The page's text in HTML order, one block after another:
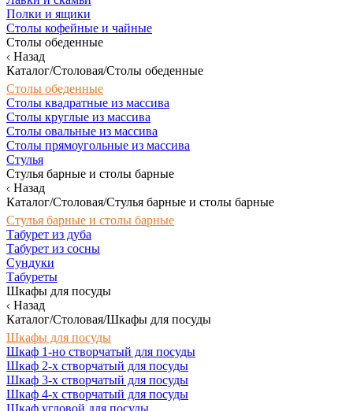
Полки и ящики
Столы кофейные и чайные
Столы обеденные
Назад
Каталог/Столовая/Столы обеденные
Столы обеденные
Столы квадратные из массива
Столы круглые из массива
Столы овальные из массива
Столы прямоугольные из массива
Стулья
Стулья барные и столы барные
Назад
Каталог/Столовая/Стулья барные и столы барные
Стулья барные и столы барные
Табурет из дуба
Табурет из сосны
Сундуки
Табуреты
Шкафы для посуды
Назад
Каталог/Столовая/Шкафы для посуды
Шкафы для посуды
Шкаф 1-но створчатый для посуды
Шкаф 2-х створчатый для посуды
Шкаф 3-х створчатый для посуды
Шкаф 4-х створчатый для посуды
Шкаф угловой для посуды